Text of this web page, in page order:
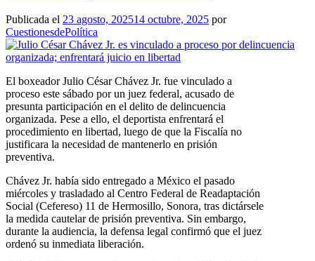
Publicada el 23 agosto, 202514 octubre, 2025 por
CuestionesdePolítica
El boxeador Julio César Chávez Jr. fue vinculado a
proceso este sábado por un juez federal, acusado de
presunta participación en el delito de delincuencia
organizada. Pese a ello, el deportista enfrentará el
procedimiento en libertad, luego de que la Fiscalía no
justificara la necesidad de mantenerlo en prisión
preventiva.
Chávez Jr. había sido entregado a México el pasado
miércoles y trasladado al Centro Federal de Readaptación
Social (Cefereso) 11 de Hermosillo, Sonora, tras dictársele
la medida cautelar de prisión preventiva. Sin embargo,
durante la audiencia, la defensa legal confirmó que el juez
ordenó su inmediata liberación.